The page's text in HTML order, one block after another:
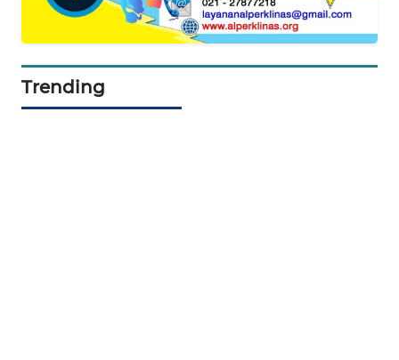
Trending
MAWAKA
MARTABAT
NET